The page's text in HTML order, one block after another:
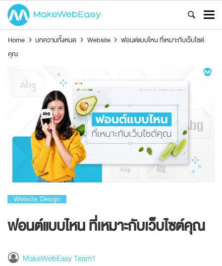
Home › บทความทั้งหมด › Website › ฟอนต์แบบไหน ที่เหมาะกับเว็บไซต์
คุณ
Website Design
ฟอนต์แบบไหน ที่เหมาะกับเว็บไซต์คุณ
MakeWebEasy Team1